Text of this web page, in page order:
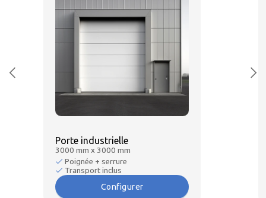
Porte industrielle
3000 mm x 3000 mm
Poignée + serrure
Transport inclus
Configurer